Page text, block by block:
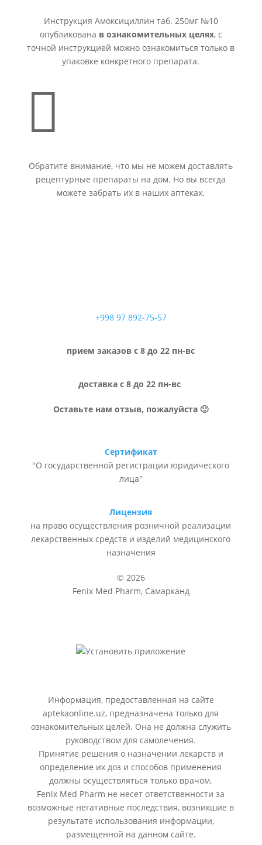
Инструкция Амоксициллин таб. 250мг №10
опубликована в ознакомительных целях, с
точной инструкцией можно ознакомиться только в
упаковке конкретного препарата.

Обратите внимание, что мы не можем доставлять
рецептурные препараты на дом. Но вы всегда
можете забрать их в наших аптеках.
+998 97 892-75-57
прием заказов с 8 до 22 пн-вс
доставка с 8 до 22 пн-вс
Оставьте нам отзыв, пожалуйста 🙂
Сертификат
"О государственной регистрации юридического
лица"
Лицензия
на право осуществления розничной реализации
лекарственных средств и изделий медицинского
назначения
© 2026
Fenix Med Pharm, Самарканд
Информация, предоставленная на сайте
aptekaonline.uz, предназначена только для
ознакомительных целей. Она не должна служить
руководством для самолечения.
Принятие решения о назначении лекарств и
определение их доз и способов применения
должны осуществляться только врачом.
Fenix Med Pharm не несет ответственности за
возможные негативные последствия, возникшие в
результате использования информации,
размещенной на данном сайте.